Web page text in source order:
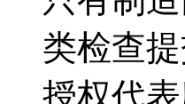
类检查
授权代